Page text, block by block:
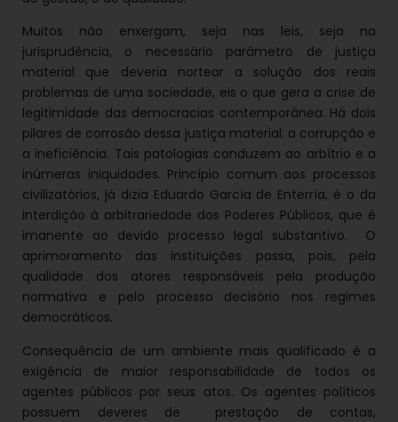
Muitos não enxergam, seja nas leis, seja na
jurisprudência, o necessário parâmetro de justiça
material que deveria nortear a solução dos reais
problemas de uma sociedade, eis o que gera a crise de
legitimidade das democracias contemporânea. Há dois
pilares de corrosão dessa justiça material: a corrupção e
a ineficiência. Tais patologias conduzem ao arbítrio e a
inúmeras iniquidades. Princípio comum aos processos
civilizatórios, já dizia Eduardo García de Enterría, é o da
interdição à arbitrariedade dos Poderes Públicos, que é
imanente ao devido processo legal substantivo. O
aprimoramento das instituições passa, pois, pela
qualidade dos atores responsáveis pela produção
normativa e pelo processo decisório nos regimes
democráticos.
Consequência de um ambiente mais qualificado é a
exigência de maior responsabilidade de todos os
agentes públicos por seus atos. Os agentes políticos
possuem deveres de prestação de contas,